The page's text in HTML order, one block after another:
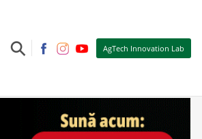
⚲ AgTech Innovation Lab